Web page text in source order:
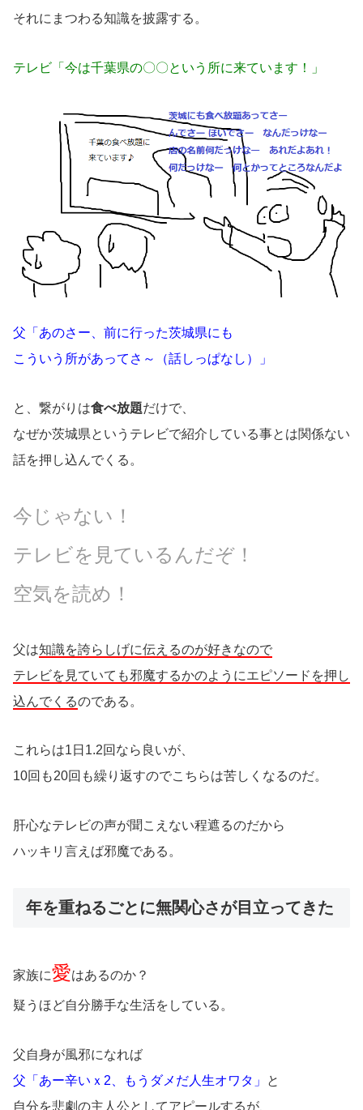
それにまつわる知識を披露する。
テレビ「今は千葉県の〇〇という所に来ています！」
父「あのさー、前に行った茨城県にも
こういう所があってさ～（話しっぱなし）」
と、繋がりは食べ放題だけで、
なぜか茨城県というテレビで紹介している事とは関係ない
話を押し込んでくる。
今じゃない！
テレビを見ているんだぞ！
空気を読め！
父は知識を誇らしげに伝えるのが好きなので
テレビを見ていても邪魔するかのようにエピソードを押し
込んでくるのである。
これらは1日1.2回なら良いが、
10回も20回も繰り返すのでこちらは苦しくなるのだ。
肝心なテレビの声が聞こえない程遮るのだから
ハッキリ言えば邪魔である。
年を重ねるごとに無関心さが目立ってきた
家族に愛はあるのか？
疑うほど自分勝手な生活をしている。
父自身が風邪になれば
父「あー辛いｘ2、もうダメだ人生オワタ」
と
自分を悲劇の主人公としてアピールするが、